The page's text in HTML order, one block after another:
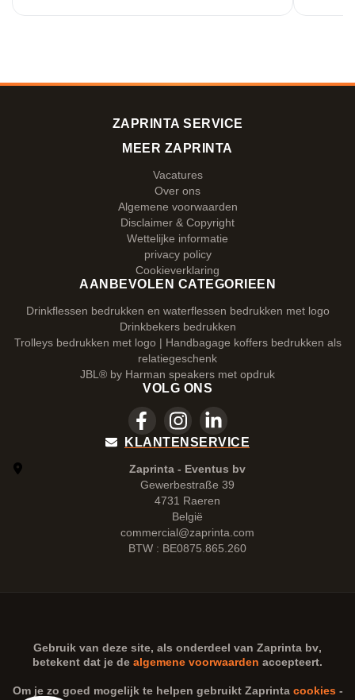
ZAPRINTA SERVICE
MEER ZAPRINTA
Vacatures
Over ons
Algemene voorwaarden
Disclaimer & Copyright
Wettelijke informatie
privacy policy
Cookieverklaring
AANBEVOLEN CATEGORIEEN
Drinkflessen bedrukken en waterflessen bedrukken met logo
Drinkbekers bedrukken
Trolleys bedrukken met logo | Handbagage koffers bedrukken als
relatiegeschenk
JBL® by Harman speakers met opdruk
VOLG ONS
KLANTENSERVICE
Zaprinta - Eventus bv
Gewerbestraße 39
4731 Raeren
België
commercial@zaprinta.com
BTW : BE0875.865.260
Gebruik van deze site, als onderdeel van Zaprinta bv,
betekent dat je de algemene voorwaarden accepteert.
Om je zo goed mogelijk te helpen gebruikt Zaprinta cookies-